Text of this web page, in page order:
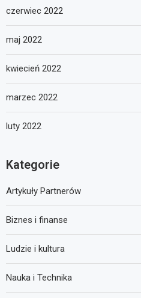
czerwiec 2022
maj 2022
kwiecień 2022
marzec 2022
luty 2022
Kategorie
Artykuły Partnerów
Biznes i finanse
Ludzie i kultura
Nauka i Technika